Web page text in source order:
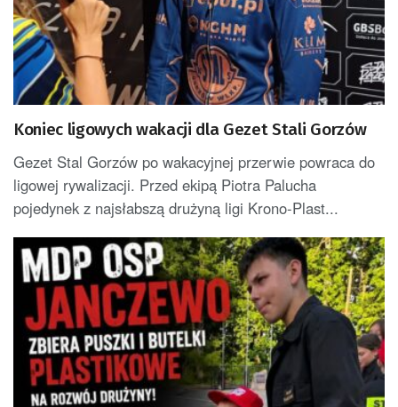
Koniec ligowych wakacji dla Gezet Stali Gorzów
Gezet Stal Gorzów po wakacyjnej przerwie powraca do
ligowej rywalizacji. Przed ekipą Piotra Palucha
pojedynek z najsłabszą drużyną ligi Krono-Plast...